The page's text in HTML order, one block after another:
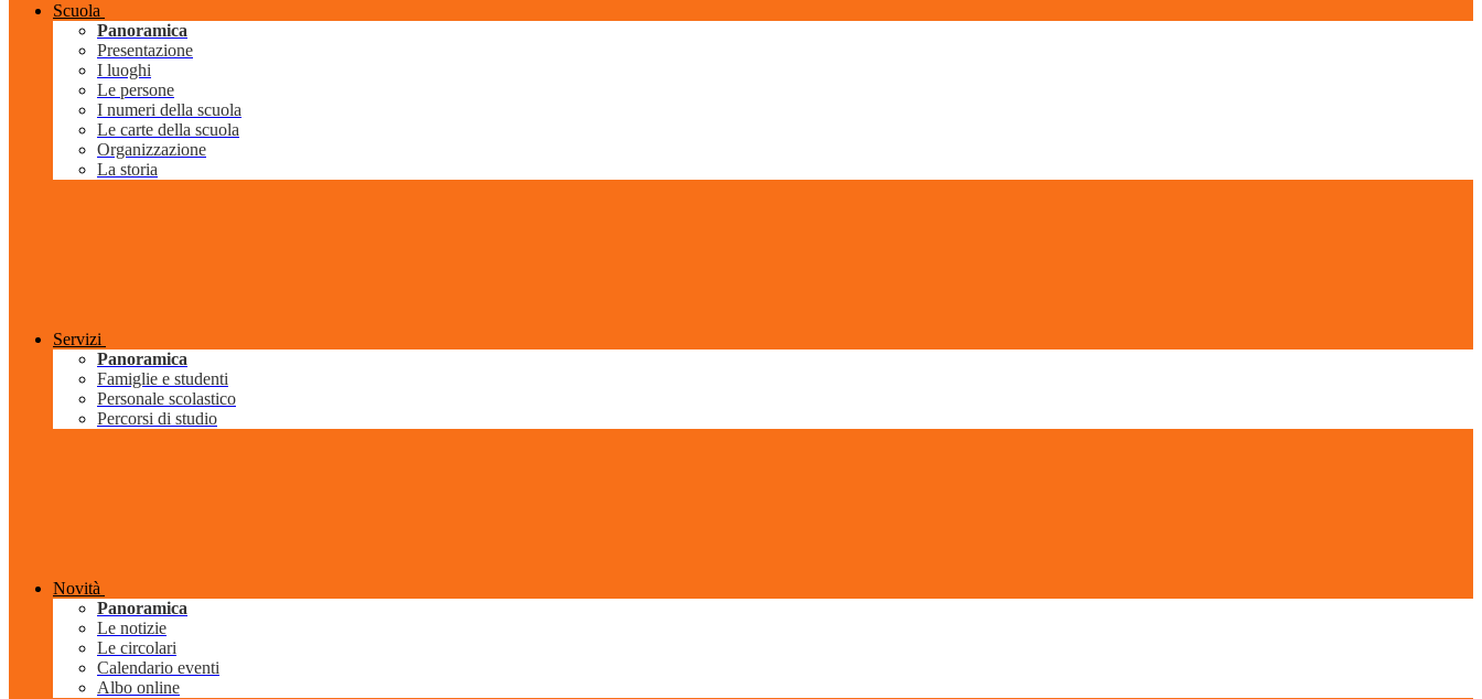
Scuola
Panoramica
Presentazione
I luoghi
Le persone
I numeri della scuola
Le carte della scuola
Organizzazione
La storia
Servizi
Panoramica
Famiglie e studenti
Personale scolastico
Percorsi di studio
Novità
Panoramica
Le notizie
Le circolari
Calendario eventi
Albo online